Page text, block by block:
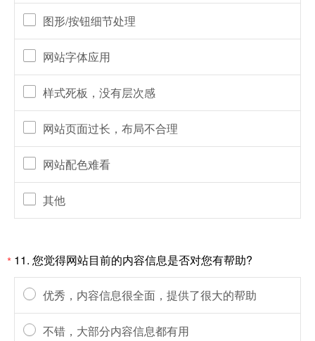
图形/按钮细节处理
网站字体应用
样式死板，没有层次感
网站页面过长，布局不合理
网站配色难看
其他
* 11. 您觉得网站目前的内容信息是否对您有帮助?
优秀，内容信息很全面，提供了很大的帮助
不错，大部分内容信息都有用